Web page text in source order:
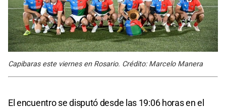
Capibaras este viernes en Rosario. Crédito: Marcelo Manera
El encuentro se disputó desde las 19:06 horas en el